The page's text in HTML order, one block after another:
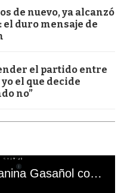
de nuevo, ya alcanzó
el duro mensaje de
el partido entre
el que decide
no”
El mal momento de Yanina Gasañol con un hincha argentino en "Subrayado"